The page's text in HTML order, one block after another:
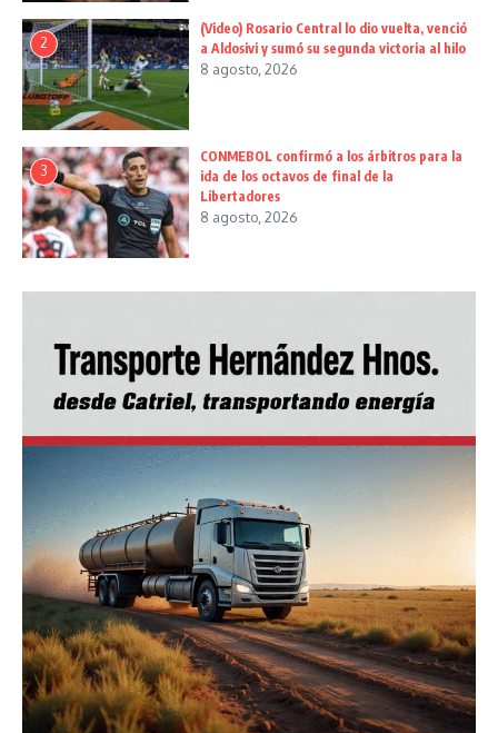
2
(Video) Rosario Central lo dio vuelta, venció
a Aldosivi y sumó su segunda victoria al hilo
8 agosto, 2026
3
CONMEBOL confirmó a los árbitros para la
ida de los octavos de final de la
Libertadores
8 agosto, 2026